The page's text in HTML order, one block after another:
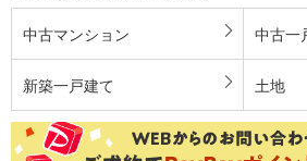
中古マンション 中古一
新築一戸建て 土地